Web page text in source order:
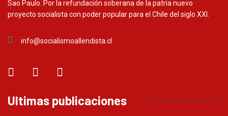
Sao Paulo. Por la refundación soberana de la patria nuevo
proyecto socialista con poder popular para el Chile del siglo XXI.
info@socialismoallendista.cl
Ultimas publicaciones